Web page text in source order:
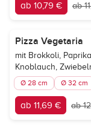
ab 10,79 € ab
Pizza Vegetaria
mit Brokkoli,
Knoblauch,
Ø 28 cm Ø 32 cm
ab 11,69 € ab